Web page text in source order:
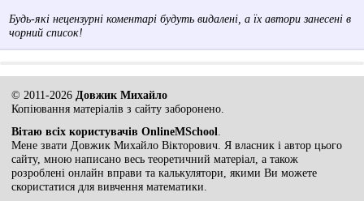
Будь-які нецензурні коментарі будуть видалені, а їх автори занесені в
чорний список!
© 2011-2026 Довжик Михайло
Копіювання матеріалів з сайту заборонено.
Вітаю всіх користувачів OnlineMSchool
Мене звати Довжик Михайло Вікторович. Я власник і автор цього
сайту, мною написано весь теоретичний матеріал, а також
розроблені онлайн вправи та калькулятори, якими Ви можете
скористатися для вивчення математики.